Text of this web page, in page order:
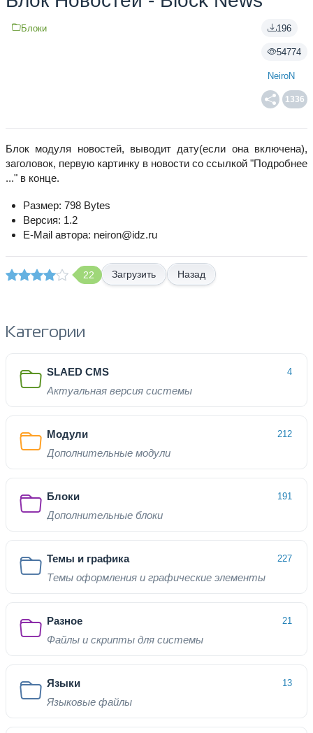
196
54774
NeiroN
1336
Блоки
Блок модуля новостей, выводит дату(если она включена),
заголовок, первую картинку в новости со ссылкой "Подробнее
..." в конце.
Размер: 798 Bytes
Версия: 1.2
E-Mail автора: neiron@idz.ru
22 Назад
Категории
SLAED CMS 4
Актуальная версия системы
Модули 212
Дополнительные модули
Блоки 191
Дополнительные блоки
Темы и графика 227
Темы оформления и графические элементы
Разное 21
Файлы и скрипты для системы
Языки 13
Языковые файлы